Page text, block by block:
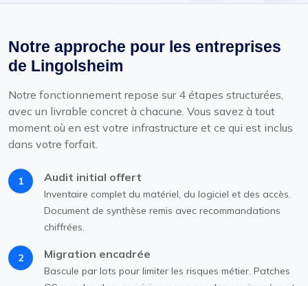
Notre approche pour les entreprises
de Lingolsheim
Notre fonctionnement repose sur 4 étapes structurées,
avec un livrable concret à chacune. Vous savez à tout
moment où en est votre infrastructure et ce qui est inclus
dans votre forfait.
1 Audit initial offert
Inventaire complet du matériel, du logiciel et des accès.
Document de synthèse remis avec recommandations
chiffrées.
2 Migration encadrée
Bascule par lots pour limiter les risques métier. Patches